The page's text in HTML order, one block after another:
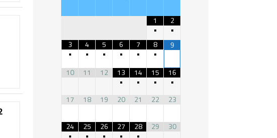
1
•
2
•
3
•
4
•
5
•
6
•
7
•
8
•
9
10 11 12
13
•
14
•
15
•
16
•
17
18 19 20 21 22 23
24
•
25
•
26
•
27
•
28
•
29 30